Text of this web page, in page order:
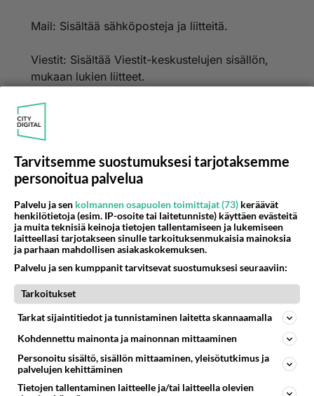
Mail: Sisältää sähköposteja ja liitteitä.
Viestit: Sisältää Viestit-keskustelujen sisällön,
mukaan lukien liitteet.
Musiikin luominen: Sisältää sisältöä
GarageBandista, Logicista ja MainStagesta.
Kuvat: Sisältää järjestelmän kuvakirjaston (katso
Applen tukiartikkeli Järjestelmän kuvakirjaston
Roskakori: Sisältää poistamasi kohteet (iCloud
Drivesta poistettuja kohteita ei lasketa
tallennustilan määrään).
Huomaa: Jos olet osioinut kovalevysi, roskakorin
koko näyttää macOS-osiolla (käynnistystaltiolla)
Muut käyttäjät: Sisältää Macin toisilla
Tarvitsemme suostumuksesi tarjotaksemme
personoitua palvelua
Palvelu ja sen kolmannen osapuolen toimittajat (73) keräävät
henkilötietoja (esim. IP-osoite tai laitetunniste) käyttäen evästeitä
ja muita teknisiä keinoja tietojen tallentamiseen ja lukemiseen
laitteellasi tarjotakseen sinulle tarkoituksenmukaisia mainoksia
ja parhaan mahdollisen asiakaskokemuksen.
Palvelu ja sen kumppanit tarvitsevat suostumuksesi seuraaviin:
Tarkoitukset
Tarkat sijaintitiedot ja tunnistaminen laitetta skannaamalla
Kohdennettu mainonta ja mainonnan mittaaminen
Personoitu sisältö, sisällön mittaaminen, yleisötutkimus ja
palvelujen kehittäminen
Tietojen tallentaminen laitteelle ja/tai laitteella olevien